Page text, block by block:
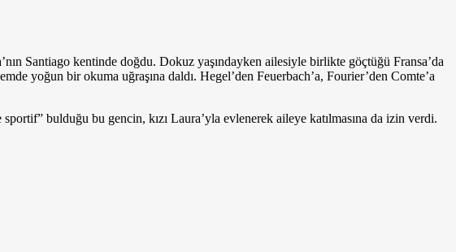
Santiago kentinde doğdu. Dokuz yaşındayken ailesiyle birlikte göçtüğü Fransa’da
yoğun bir okuma uğraşına daldı. Hegel’den Feuerbach’a, Fourier’den Comte’a
bulduğu bu gencin, kızı Laura’yla evlenerek aileye katılmasına da izin verdi.